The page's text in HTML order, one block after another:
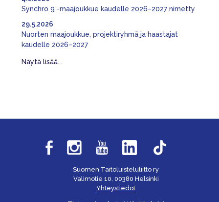
Synchro 9 -maajoukkue kaudelle 2026–2027 nimetty
Nuorten maajoukkue, projektiryhmä ja haastajat
kaudelle 2026–2027
29.5.2026
Näytä lisää...
Suomen Taitoluisteluliitto ry
Valimotie 10, 00380 Helsinki
Yhteystiedot